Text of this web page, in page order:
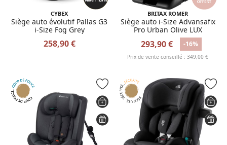
CYBEX
Siège auto évolutif Pallas G3
i-Size Fog Grey
258,90 €
BRITAX ROMER
Siège auto i-Size Advansafix
Pro Urban Olive LUX
293,90 € -16%
Prix de vente conseillé : 349,00 €